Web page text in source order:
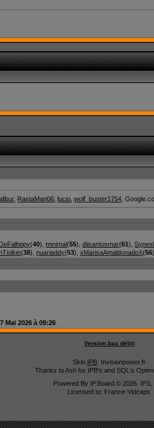
, RastaMan06 ,lucio ,wolf_buster1754 ,
DeFalhopy(40),minimal(55),diisantosmar(61),
(38),nuariaddy(53),xMarisaAmaldonadoX(56
Mai 2026 à 09:26
Version bas débit
Skin IPB: Invisionpower.fr
Thanks to Ash for IPB's and SQL's
Powered By IP.Board © 2026 IPS,
Licensed to: France-Vidcaps